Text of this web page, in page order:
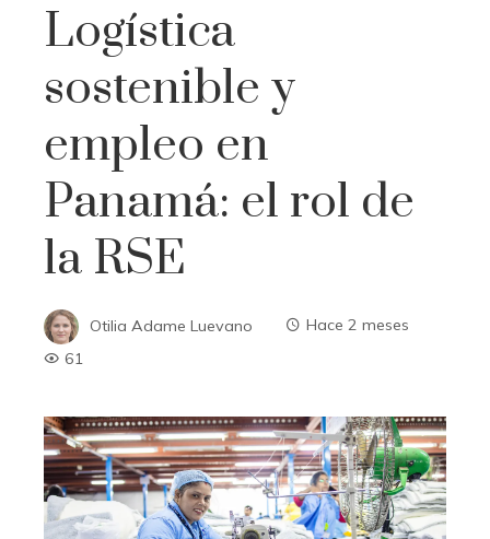
Logística
sostenible y
empleo en
Panamá: el rol de
la RSE
Otilia Adame Luevano
Hace 2 meses
61